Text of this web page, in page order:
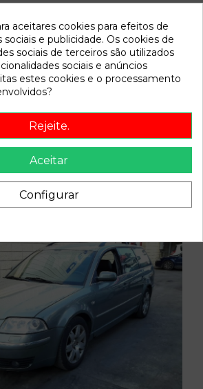
freno para volkswagen passat variant
4motion | 05.02 - ... referencia
0130108095
origin
aceitares cookies para efeitos de
e publicidade. Os cookies de
sociais de terceiros são utilizados
sociais e anúncios
estes cookies e o processamento
Rejeite.
Aceitar
Configurar